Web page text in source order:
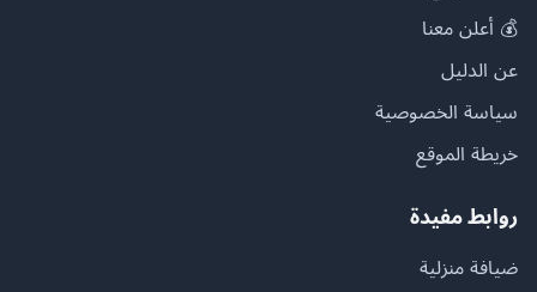
💰 أعلن معنا
عن الدليل
سياسة الخصوصية
خريطة الموقع
روابط مفيدة
ضيافة منزلية